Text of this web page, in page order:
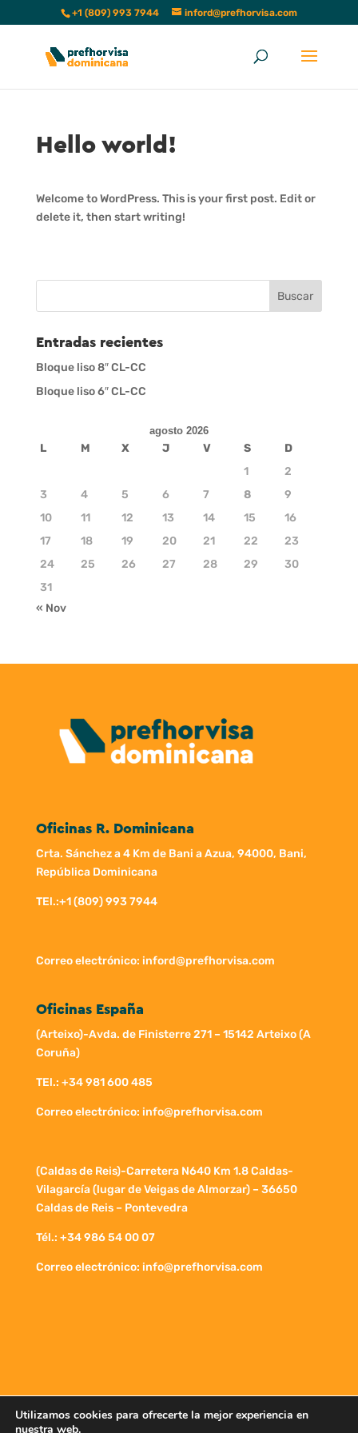
+1 (809) 993 7944 inford@prefhorvisa.com
Hello world!
Welcome to WordPress. This is your first post. Edit or
delete it, then start writing!
Entradas recientes
Bloque liso 8″ CL-CC
Bloque liso 6″ CL-CC
agosto 2026
L M X J V S
D
1
2
3
4 5 6 7 8
9
10
11 12 13 14 15
16
17
18 19 20 21 22
23
24
25 26 27 28 29
30
31
« Nov
Oficinas R. Dominicana
Crta. Sánchez a 4 Km de Bani a Azua, 94000, Bani,
República Dominicana
TEl.:+1 (809) 993 7944
Correo electrónico: inford@prefhorvisa.com
Oficinas España
(Arteixo)-Avda. de Finisterre 271 – 15142 Arteixo (A
Coruña)
TEl.: +34 981 600 485
Correo electrónico: info@prefhorvisa.com
(Caldas de Reis)-Carretera N640 Km 1.8 Caldas-
Vilagarcía (lugar de Veigas de Almorzar) – 36650
Caldas de Reis – Pontevedra
Tél.: +34 986 54 00 07
Correo electrónico: info@prefhorvisa.com
Política de Privacidad
Utilizamos cookies para ofrecerte la mejor experiencia en
nuestra web.